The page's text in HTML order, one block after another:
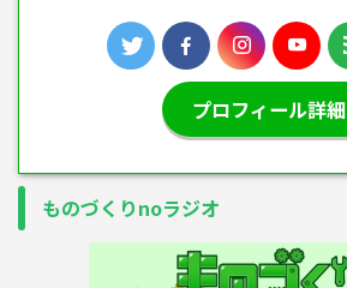
プロフィール詳細
ものづくりnoラジオ